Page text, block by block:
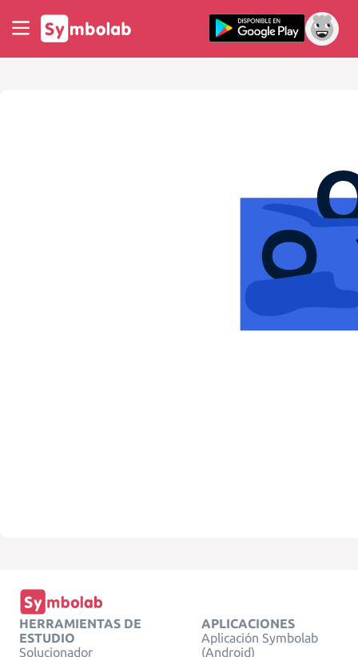
HERRAMIENTAS DE
ESTUDIO
Solucionador
APLICACIONES
Aplicación Symbolab
(Android)